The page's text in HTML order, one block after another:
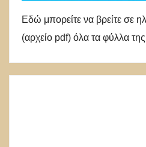
Εδώ μπορείτε να βρείτε σε
(αρχείο pdf) όλα τα φύλλα